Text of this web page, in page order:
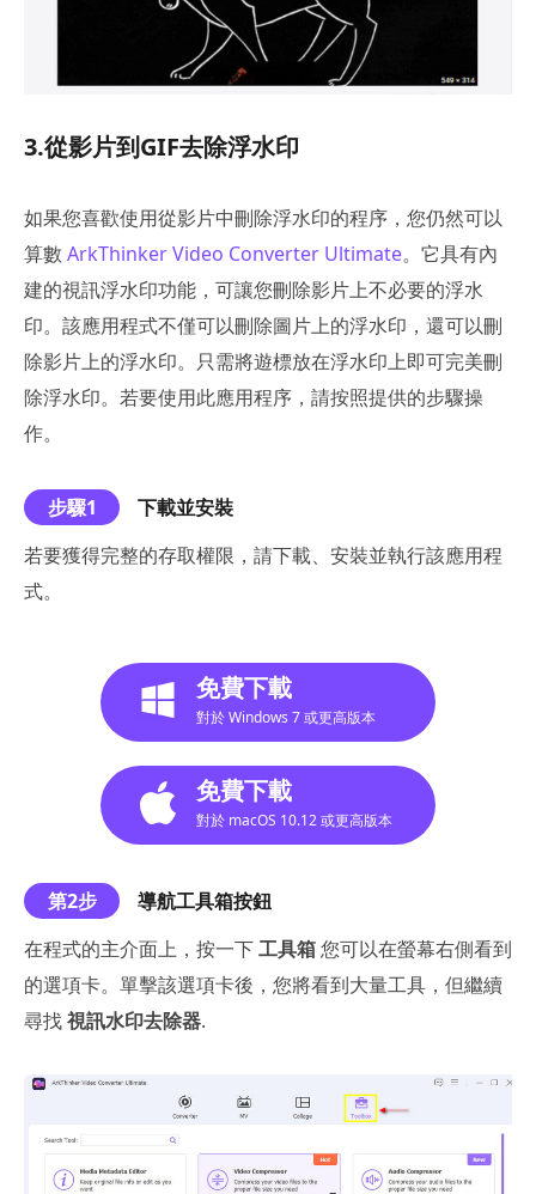
3.從影片到GIF去除浮水印
如果您喜歡使用從影片中刪除浮水印的程序，您仍然可以
算數 ArkThinker Video Converter Ultimate。它具有內
建的視訊浮水印功能，可讓您刪除影片上不必要的浮水
印。該應用程式不僅可以刪除圖片上的浮水印，還可以刪
除影片上的浮水印。只需將遊標放在浮水印上即可完美刪
除浮水印。若要使用此應用程序，請按照提供的步驟操
作。
步驟1
下載並安裝
若要獲得完整的存取權限，請下載、安裝並執行該應用程
式。
免費下載
對於 Windows 7 或更高版本
免費下載
對於 macOS 10.12 或更高版本
第2步
導航工具箱按鈕
在程式的主介面上，按一下工具箱您可以在螢幕右側看到
的選項卡。單擊該選項卡後，您將看到大量工具，但繼續
尋找視訊水印去除器.